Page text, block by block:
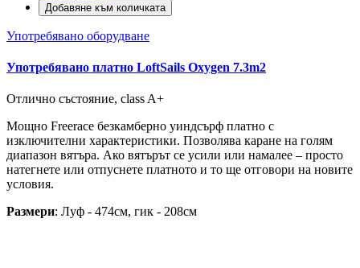
Добавяне към количката
Употребявано оборудване
Употребявано платно LoftSails Oxygen 7.3m2
Отлично състояние, class A+
Мощно Freerace безкамберно уиндсърф платно с
изключителни характеристики. Позволява каране на голям
диапазон вятъра. Ако вятърът се усили или намалее – просто
натегнете или отпуснете платното и то ще отговори на новите
условия.
Размери: Луф - 474см, гик - 208см